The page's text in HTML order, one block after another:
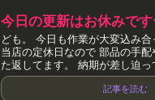
今日の更新はお休みです
ども。 今日も作業が大変込み
当店の定休日なので 部品の手配
た返してます。 納期が差し迫っ
記事を読む